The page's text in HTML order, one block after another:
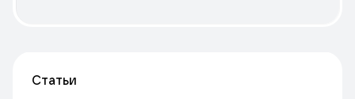
Статьи